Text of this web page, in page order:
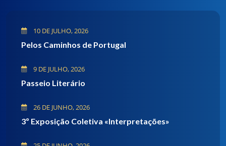
10 DE JULHO, 2026
Pelos Caminhos de Portugal
9 DE JULHO, 2026
Passeio Literário
26 DE JUNHO, 2026
3º Exposição Coletiva «Interpretações»